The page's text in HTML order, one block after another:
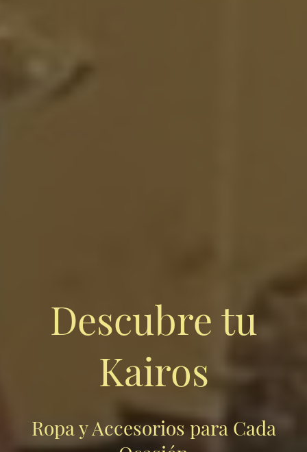
Descubre tu
Kairos
Ropa y Accesorios para Cada